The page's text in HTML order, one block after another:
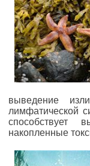
выведение
лимфатической
способствует
накопленные